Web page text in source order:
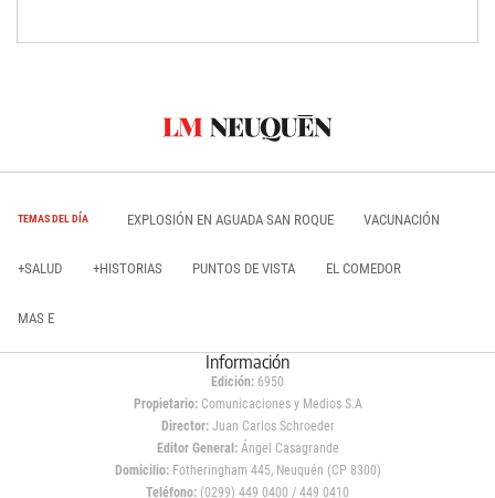
TEMAS DEL DÍA EXPLOSIÓN EN AGUADA SAN ROQUE VACUNACIÓN
+SALUD +HISTORIAS PUNTOS DE VISTA EL COMEDOR
MAS E
Información
Edición: 6950
Propietario:Comunicaciones y Medios S.A
Director: Juan Carlos Schroeder
Editor General:Ángel Casagrande
Domicilio:Fotheringham 445, Neuquén (CP 8300)
Teléfono: (0299) 449 0400 / 449 0410